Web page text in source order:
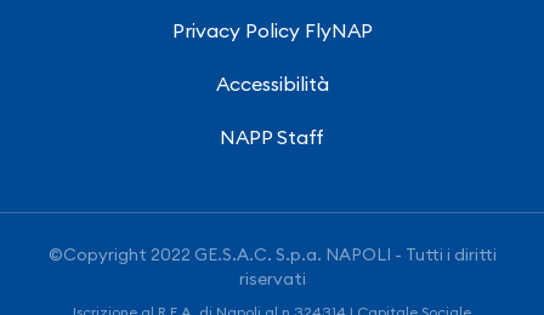
Privacy Policy FlyNAP
Accessibilità
NAPP Staff
©Copyright 2022 GE.S.A.C. S.p.a. NAPOLI - Tutti i diritti
riservati